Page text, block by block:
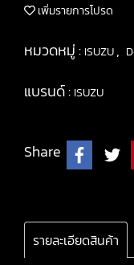
เพิ่มรายการโปรด
หมวดหมู่ : ISUZU,
แบรนด์ : ISUZU
Share
รายละเอียดสินค้า